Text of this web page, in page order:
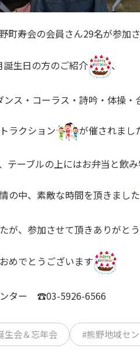
町寿会の会員さん29名が参加さ
生日の方のご紹介 、
ス・コーラス・詩吟・体操・
ラクション が催されまし
テーブルの上にはお弁当と飲
の中、素敵な時間を頂きました
が、参加させて頂きありがと
めでとうございます
ンター ☎03-5926-6566
生会＆忘年会 #熊野地域セ